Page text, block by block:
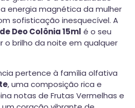
energia magnética da mulher
sofisticação inesquecível. A
Deo Colônia 15ml é o seu
o brilho da noite em qualquer
pertence à família olfativa
, uma composição rica e
notas de Frutas Vermelhas e